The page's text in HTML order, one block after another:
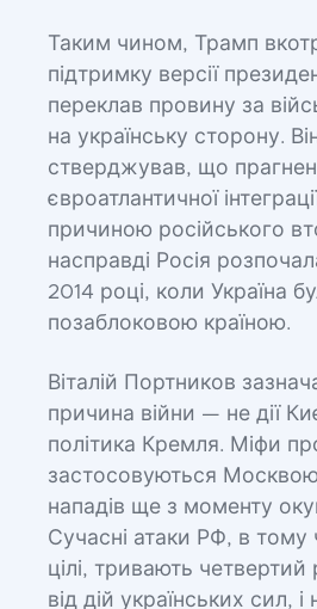
Таким чином, Трамп
підтримку версії
переклав провину за
на українську сторону.
стверджував, що
євроатлантичної
причиною російського
насправді Росія
2014 році, коли Україна
позаблоковою країною.
Віталій Портников
причина війни — не дії
політика Кремля. Міфи
застосовуються
нападів ще з моменту
Сучасні атаки РФ, в тому
цілі, тривають четвертий
від дій українських сил,